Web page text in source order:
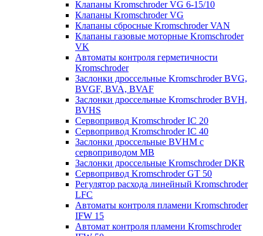
Клапаны Kromschroder VG 6-15/10
Клапаны Kromschroder VG
Клапаны сбросные Kromschroder VAN
Клапаны газовые моторные Kromschroder
VK
Автоматы контроля герметичности
Kromschroder
Заслонки дроссельные Kromschroder BVG,
BVGF, BVA, BVAF
Заслонки дроссельные Kromschroder BVH,
BVHS
Сервопривод Kromschroder IC 20
Сервопривод Kromschroder IC 40
Заслонки дроссельные BVHM с
сервоприводом МВ
Заслонки дроссельные Kromschroder DKR
Cервопривод Kromschroder GT 50
Регулятор расхода линейный Kromschroder
LFC
Автоматы контроля пламени Kromschroder
IFW 15
Автомат контроля пламени Kromschroder